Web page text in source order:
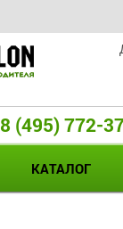
8 (495) 772-
КАТАЛОГ